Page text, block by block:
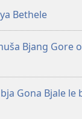
Bethele
Bjang Gore
Gona Bjale le